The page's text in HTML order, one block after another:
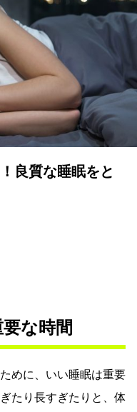
良質な睡眠をと
な時間
めに、いい睡眠は重要
たり長すぎたりと、体